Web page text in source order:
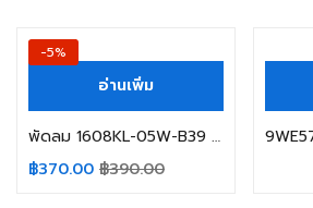
-5%
อ่านเพิ่ม
พัดลม 1608KL-05W-B39 24VDC 0.07A NMB
฿370.00 ฿390.00